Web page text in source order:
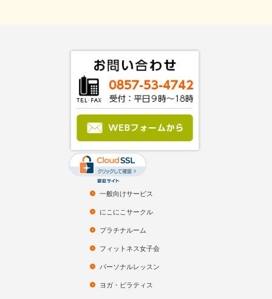
一般向けサービス
にこにこサークル
プラチナルーム
フィットネス女子会
パーソナルレッスン
ヨガ・ピラティス